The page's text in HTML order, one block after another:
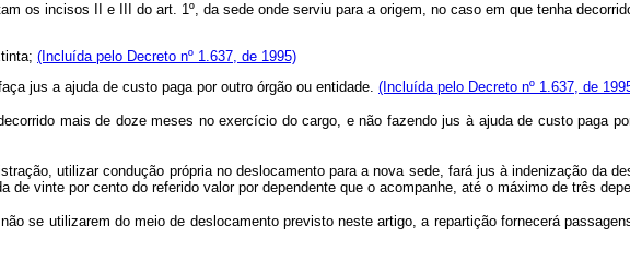
incisos II e III do art. 1º, da sede onde serviu para a origem, no caso em que tenha
(Incluída pelo Decreto nº 1.637, de 1995)
jus a ajuda de custo paga por outro órgão ou entidade. (Incluída pelo Decreto nº 1.637, de
mais de doze meses no exercício do cargo, e não fazendo jus à ajuda de custo paga
utilizar condução própria no deslocamento para a nova sede, fará jus à indenização da
de vinte por cento do referido valor por dependente que o acompanhe, até o máximo de três
se utilizarem do meio de deslocamento previsto neste artigo, a repartição fornecerá